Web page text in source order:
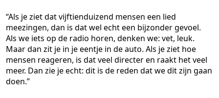
“Als je ziet dat vijftienduizend mensen een lied
meezingen, dan is dat wel echt een bijzonder gevoel.
Als we iets op de radio horen, denken we: vet, leuk.
Maar dan zit je in je eentje in de auto. Als je ziet hoe
mensen reageren, is dat veel directer en raakt het veel
meer. Dan zie je echt: dit is de reden dat we dit zijn gaan
doen.”